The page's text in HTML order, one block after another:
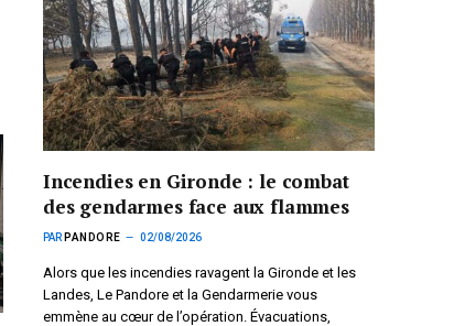
Incendies en Gironde : le combat
des gendarmes face aux flammes
PAR PANDORE 02/08/2026
Alors que les incendies ravagent la Gironde et les
Landes, Le Pandore et la Gendarmerie vous
emmène au cœur de l’opération. Évacuations,